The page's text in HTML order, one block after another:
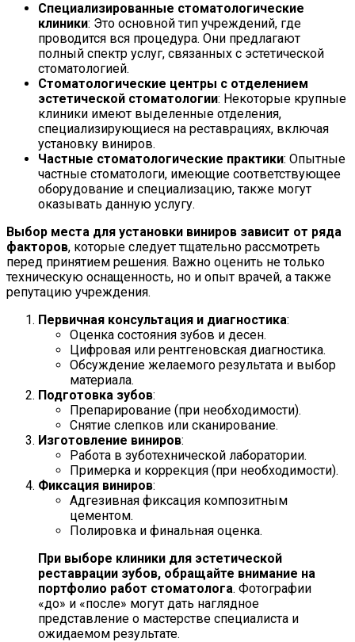
Специализированные стоматологические
клиники: Это основной тип учреждений, где
проводится вся процедура. Они предлагают
полный спектр услуг, связанных с эстетической
стоматологией.
Стоматологические центры с отделением
эстетической стоматологии: Некоторые крупные
клиники имеют выделенные отделения,
специализирующиеся на реставрациях, включая
установку виниров.
Частные стоматологические практики: Опытные
частные стоматологи, имеющие соответствующее
оборудование и специализацию, также могут
оказывать данную услугу.
Выбор места для установки виниров зависит от ряда
факторов, которые следует тщательно рассмотреть
перед принятием решения. Важно оценить не только
техническую оснащенность, но и опыт врачей, а также
репутацию учреждения.
Первичная консультация и диагностика:
Оценка состояния зубов и десен.
Цифровая или рентгеновская диагностика.
Обсуждение желаемого результата и выбор
материала.
Подготовка зубов:
Препарирование (при необходимости).
Снятие слепков или сканирование.
Изготовление виниров:
Работа в зуботехнической лаборатории.
Примерка и коррекция (при необходимости).
Фиксация виниров:
Адгезивная фиксация композитным
цементом.
Полировка и финальная оценка.
При выборе клиники для эстетической
реставрации зубов, обращайте внимание на
портфолио работ стоматолога. Фотографии
«до» и «после» могут дать наглядное
представление о мастерстве специалиста и
ожидаемом результате.